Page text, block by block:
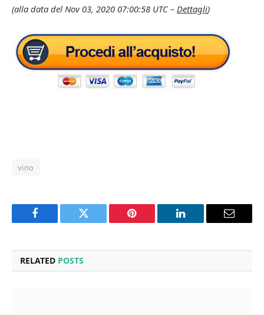
(alla data del Nov 03, 2020 07:00:58 UTC – Dettagli)
vino
Facebook Twitter Pinterest LinkedIn Email
RELATED POSTS